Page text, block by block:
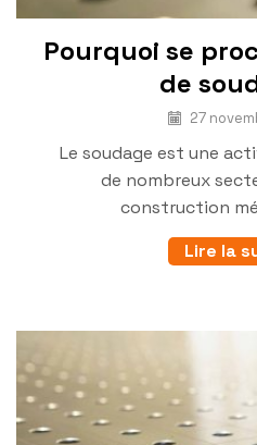
Pourquoi se
de
27
Le soudage est une
de nombreux
construction
Lire la